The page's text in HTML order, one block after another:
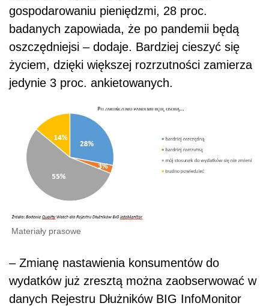
gospodarowaniu pieniędzmi, 28 proc.
badanych zapowiada, że po pandemii będą
oszczędniejsi – dodaje. Bardziej cieszyć się
życiem, dzięki większej rozrzutności zamierza
jedynie 3 proc. ankietowanych.
Materiały prasowe
– Zmianę nastawienia konsumentów do
wydatków już zresztą można zaobserwować w
danych Rejestru Dłużników BIG InfoMonitor